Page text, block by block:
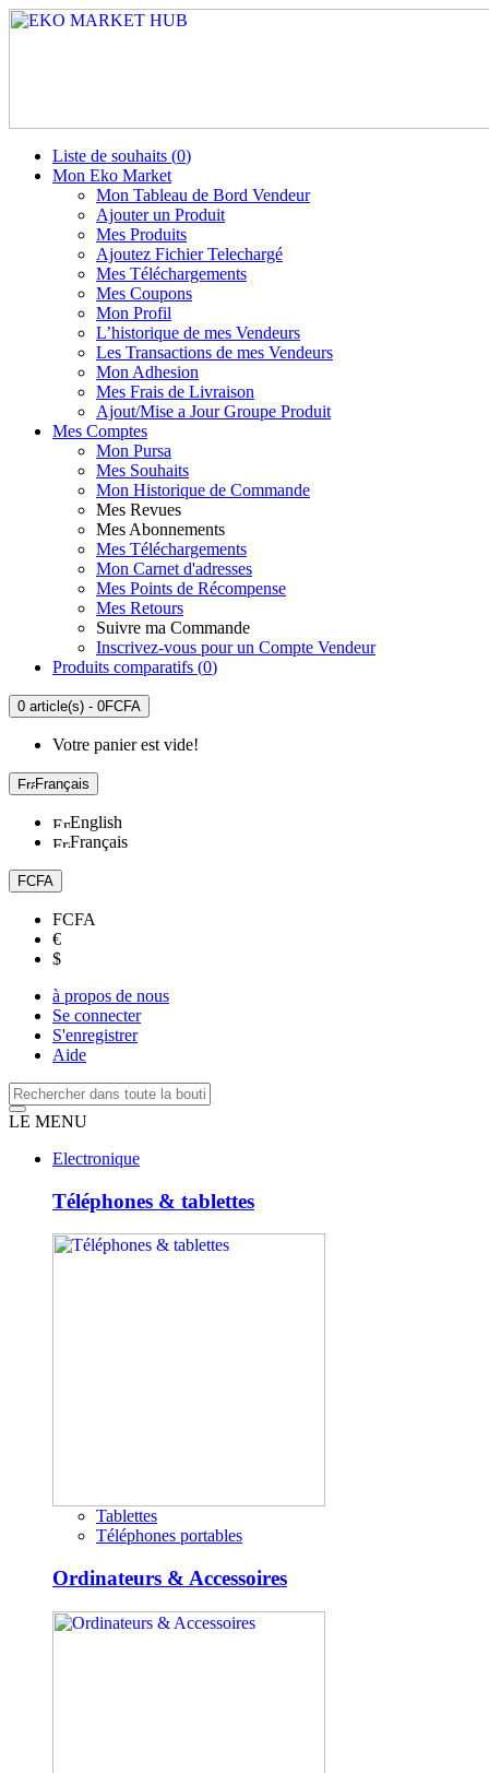
Liste de souhaits (0)
Mon Eko Market
Mon Tableau de Bord Vendeur
Ajouter un Produit
Mes Produits
Ajoutez Fichier Telechargé
Mes Téléchargements
Mes Coupons
Mon Profil
L’historique de mes Vendeurs
Les Transactions de mes Vendeurs
Mon Adhesion
Mes Frais de Livraison
Ajout/Mise a Jour Groupe Produit
Mes Comptes
Mon Pursa
Mes Souhaits
Mon Historique de Commande
Mes Revues
Mes Abonnements
Mes Téléchargements
Mon Carnet d'adresses
Mes Points de Récompense
Mes Retours
Suivre ma Commande
Inscrivez-vous pour un Compte Vendeur
Produits comparatifs (0)
0 article(s) - 0FCFA
Votre panier est vide!
Français
English
Français
FCFA
FCFA
€
$
à propos de nous
Se connecter
S'enregistrer
Aide
LE MENU
Electronique
Téléphones & tablettes
Tablettes
Téléphones portables
Ordinateurs & Accessoires